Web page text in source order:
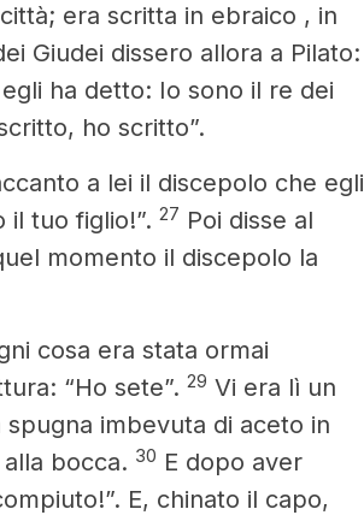
era scritta in ebraico , in
Giudei dissero allora a Pilato:
ha detto: Io sono il re dei
ho scritto”.
a lei il discepolo che egli
il tuo figlio!”. 27 Poi disse al
momento il discepolo la
cosa era stata ormai
“Ho sete”. 29 Vi era lì un
imbevuta di aceto in
bocca. 30 E dopo aver
E, chinato il capo,